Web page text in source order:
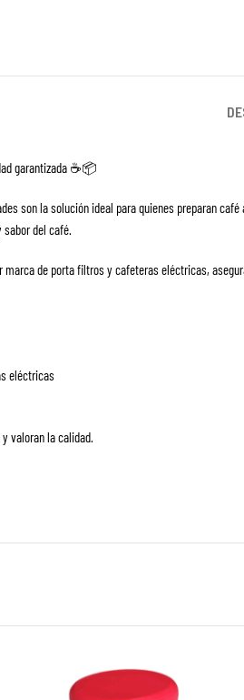
garantizada ☕📦
son la solución ideal para quienes preparan
del café.
de porta filtros y cafeteras eléctricas,
eléctricas
valoran la calidad.